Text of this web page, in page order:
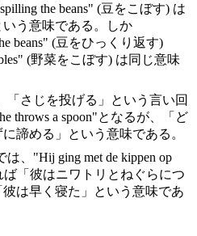
spilling the beans" (豆をこぼす) は
いう意味である。しか
beans" (豆をひっくり返す)
" (野菜をこぼす) は同じ意味
「さじを投げる」という言い回
he throws a spoon"となるが、「ど
諦める」という意味である。
は、"Hij ging met de kippen op
「彼はニワトリとねぐらにつ
は早く寝た」という意味であ